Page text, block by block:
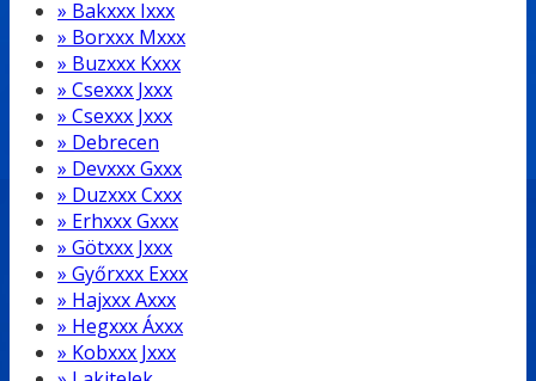
» Bakxxx Ixxx
» Borxxx Mxxx
» Buzxxx Kxxx
» Csexxx Jxxx
» Csexxx Jxxx
» Debrecen
» Devxxx Gxxx
» Duzxxx Cxxx
» Erhxxx Gxxx
» Götxxx Jxxx
» Győrxxx Exxx
» Hajxxx Axxx
» Hegxxx Áxxx
» Kobxxx Jxxx